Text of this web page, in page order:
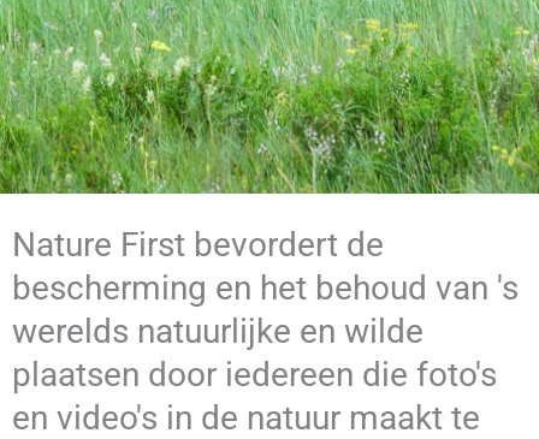
Nature First bevordert de
bescherming en het behoud van 's
werelds natuurlijke en wilde
plaatsen door iedereen die foto's
en video's in de natuur maakt te